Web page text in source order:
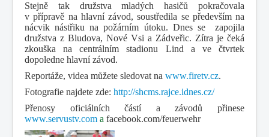
Stejně tak družstva mladých hasičů pokračovala
v přípravě na hlavní závod, soustředila se především na
nácvik nástřiku na požárním útoku. Dnes se zapojila
družstva z Bludova, Nové Vsi a Zádveřic. Zítra je čeká
zkouška na centrálním stadionu Lind a ve čtvrtek
dopoledne hlavní závod.
Reportáže, videa můžete sledovat na www.firetv.cz.
Fotografie najdete zde: http://shcms.rajce.idnes.cz/
Přenosy oficiálních částí a závodů přinese
www.servustv.com a facebook.com/feuerwehr